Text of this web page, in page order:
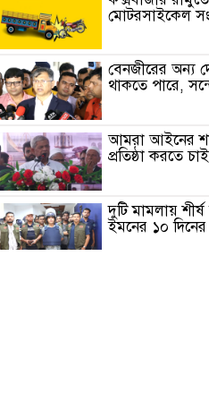
মোটরসাইকেল
বেনজীরের অন্য
থাকতে পারে, সন্দেহ
আমরা আইনের
প্রতিষ্ঠা করতে
দুটি মামলায় শীর্ষ
ইমনের ১০ দিনের